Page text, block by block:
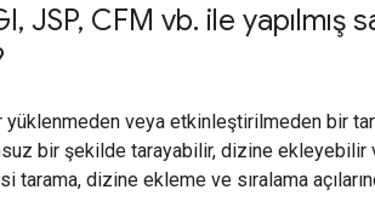
, JSP, CFM vb. ile yapılmış
veya etkinleştirilmeden bir
bir şekilde tarayabilir, dizine
tarama, dizine ekleme ve sıralama